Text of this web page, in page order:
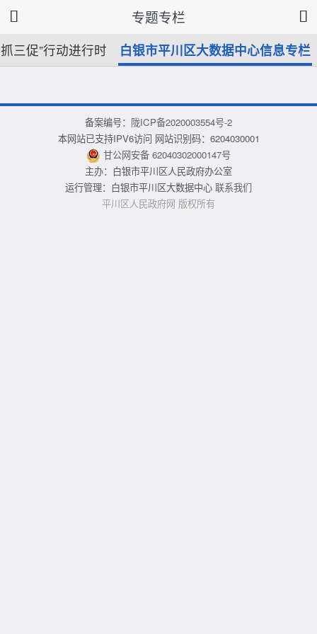
专题专栏
三促”行动进行时 白银市平川区大数据中心信息专栏
备案编号： 陇ICP备2020003554号-2
本网站已支持IPV6访问 网站识别码：6204030001
甘公网安备 62040302000147号
主办：白银市平川区人民政府办公室
运行管理：白银市平川区大数据中心 联系我们
平川区人民政府网 版权所有